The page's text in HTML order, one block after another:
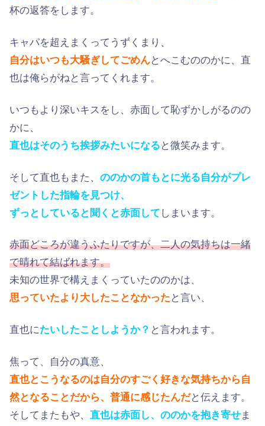
杯の返答をします。
キャパを超えまくってうずくまり、
自分はいつも大騒ぎしてごめんとへこむののかに、直
也は俺らがねと言ってくれます。
いつもより深いキスをし、赤面して恥ずかしがるのの
かに、
直也はそのうち挨拶みたいになる と微笑みます。
そして直也もまた、 ののかの首もとに光る自分がプレ
ゼントした指輪を見つけ、
ずっとしていると聞くと赤面して しまいます。
赤面どころが違うふたりですが、二人の気持ちは一緒
で晴れて結ばれます。
未知の世界で構えまくっていたののかは、
思っていたより大したことなかった と言い、
直也にたいしたことしようか？ と言われます。
焦って、自分の真意、
直也とこうなるのは自分のすごく好きな気持ちから自
然となることだから、普通に感じたんだと伝えます。
そしてまたもや、 直也は赤面し、ののかを抱き寄せま